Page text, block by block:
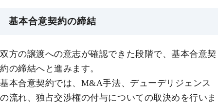
基本合意契約の締結
双方の譲渡への意志が確認できた段階で、基本合意契
約の締結へと進みます。
基本合意契約では、M&A手法、デューデリジェンス
の流れ、独占交渉権の付与についての取決めを行いま